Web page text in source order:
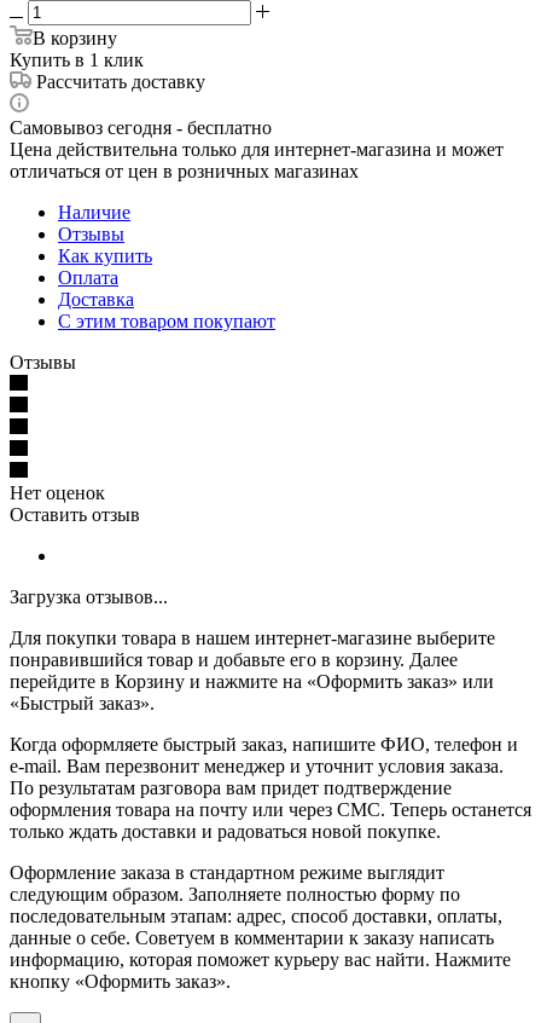
В корзину
Купить в 1 клик
Рассчитать доставку
Самовывоз сегодня - бесплатно
Цена действительна только для интернет-магазина и может
отличаться от цен в розничных магазинах
Наличие
Отзывы
Как купить
Оплата
Доставка
С этим товаром покупают
Отзывы
Нет оценок
Оставить отзыв
Загрузка отзывов...
Для покупки товара в нашем интернет-магазине выберите
понравившийся товар и добавьте его в корзину. Далее
перейдите в Корзину и нажмите на «Оформить заказ» или
«Быстрый заказ».
Когда оформляете быстрый заказ, напишите ФИО, телефон и
e-mail. Вам перезвонит менеджер и уточнит условия заказа.
По результатам разговора вам придет подтверждение
оформления товара на почту или через СМС. Теперь останется
только ждать доставки и радоваться новой покупке.
Оформление заказа в стандартном режиме выглядит
следующим образом. Заполняете полностью форму по
последовательным этапам: адрес, способ доставки, оплаты,
данные о себе. Советуем в комментарии к заказу написать
информацию, которая поможет курьеру вас найти. Нажмите
кнопку «Оформить заказ».